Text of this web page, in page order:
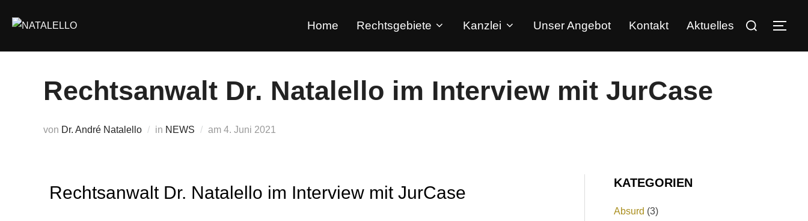
Home Rechtsgebiete Kanzlei Unser Angebot Kontakt Aktuelles
Rechtsanwalt Dr. Natalello im Interview mit JurCase
von Dr. André Natalello in NEWS am 4. Juni 2021
Rechtsanwalt Dr. Natalello im Interview mit JurCase KATEGORIEN
Absurd (3)